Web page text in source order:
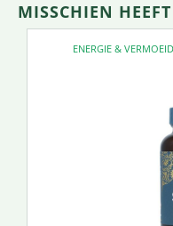
MISSCHIEN
ENERGIE &